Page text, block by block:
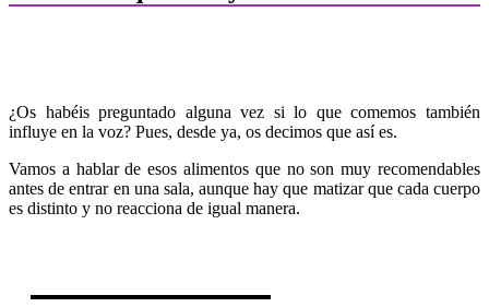
¿Os habéis preguntado alguna vez si lo que comemos también
influye en la voz? Pues, desde ya, os decimos que así es.
Vamos a hablar de esos alimentos que no son muy recomendables
antes de entrar en una sala, aunque hay que matizar que cada cuerpo
es distinto y no reacciona de igual manera.